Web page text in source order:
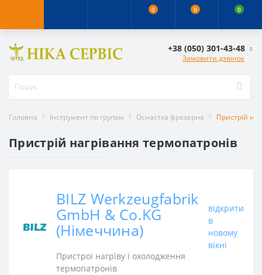
0 0 0
+38 (050) 301-43-48
Замовити дзвінок
Головна Інструмент по групам Оснастка фрезерна Пристрій
Пристрій нагрівання термопатронів
BILZ Werkzeugfabrik
GmbH & Co.KG
(Німеччина)
Пристрої нагріву і охолодження
термопатронів
відкрити
в
новому
вікні